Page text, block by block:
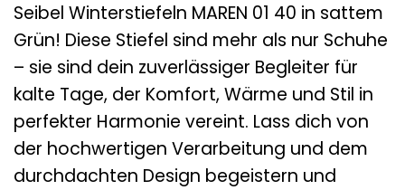
Seibel Winterstiefeln MAREN 01 40 in sattem
Grün! Diese Stiefel sind mehr als nur Schuhe
– sie sind dein zuverlässiger Begleiter für
kalte Tage, der Komfort, Wärme und Stil in
perfekter Harmonie vereint. Lass dich von
der hochwertigen Verarbeitung und dem
durchdachten Design begeistern und